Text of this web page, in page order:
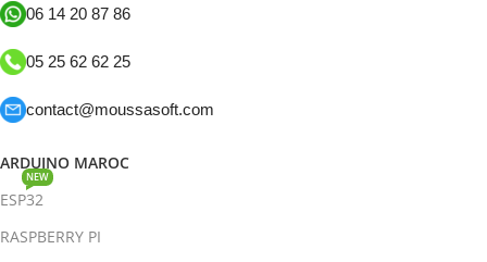
06 14 20 87 86
05 25 62 62 25
contact@moussasoft.com
ARDUINO MAROC
ESP32
NEW
RASPBERRY PI